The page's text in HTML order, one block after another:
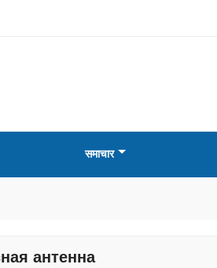
समाचार
антенна